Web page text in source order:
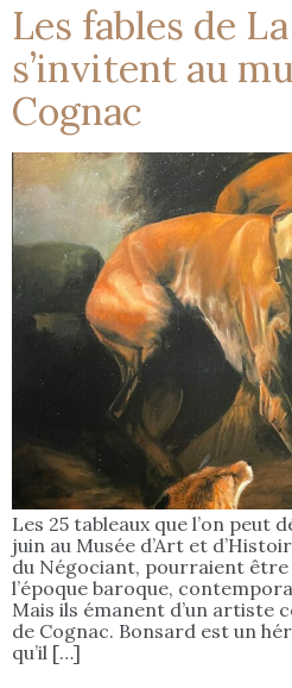
Les fables de
s’invitent au
Cognac
Les 25 tableaux que l’on peut
juin au Musée d’Art et
du Négociant, pourraient être
l’époque baroque,
Mais ils émanent d’un artiste
de Cognac. Bonsard est un
qu’il […]